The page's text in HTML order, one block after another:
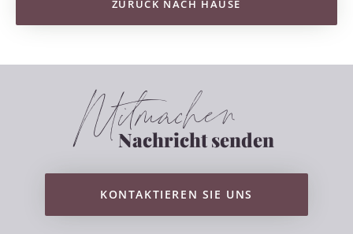
ZURÜCK NACH HAUSE
Mitmachen
Nachricht senden
KONTAKTIEREN SIE UNS